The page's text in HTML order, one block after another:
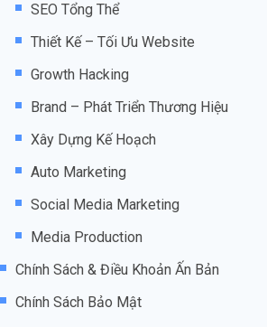
SEO Tổng Thể
Thiết Kế – Tối Ưu Website
Growth Hacking
Brand – Phát Triển Thương Hiệu
Xây Dựng Kế Hoạch
Auto Marketing
Social Media Marketing
Media Production
Chính Sách & Điều Khoản Ấn Bản
Chính Sách Bảo Mật